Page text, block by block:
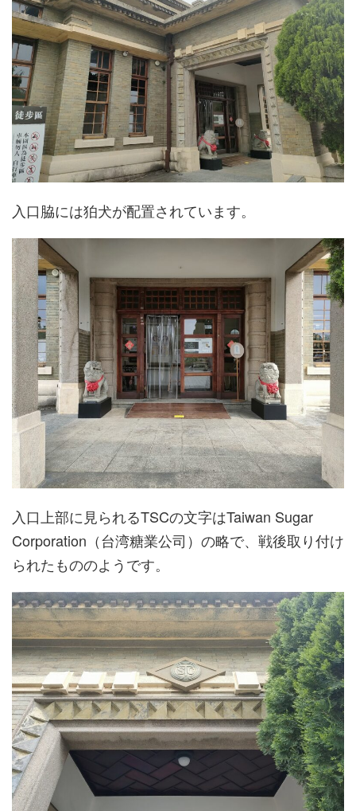
入口脇には狛犬が配置されています。
入口上部に見られるTSCの文字はTaiwan Sugar
Corporation（台湾糖業公司）の略で、戦後取り付け
られたもののようです。